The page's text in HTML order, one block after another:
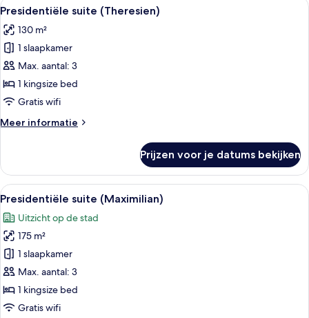
slaapkamers
foto's
voor
Presidentiële
suite
(Theresien)
laden
7
Presidentiële suite (Theresien)
130 m²
1 slaapkamer
Max. aantal: 3
1 kingsize bed
Gratis wifi
Meer informatie
Meer
suite
(Theresien)
Prijzen voor je datums bekijken
Alle
foto's
voor
Presidentiële
suite
(Maximilian)
laden
Een moderne woonkamer met een
11
Presidentiële suite (Maximilian)
Uitzicht op de stad
175 m²
1 slaapkamer
Max. aantal: 3
1 kingsize bed
Gratis wifi